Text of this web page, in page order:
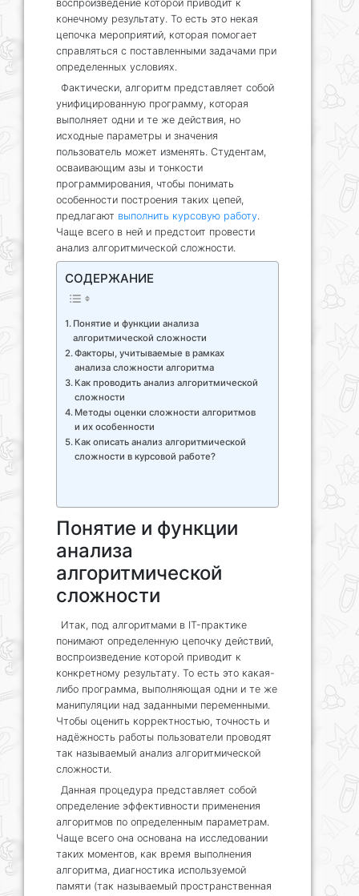
воспроизведение которой приводит к
конечному результату. То есть это некая
цепочка мероприятий, которая помогает
справляться с поставленными задачами при
определенных условиях.
Фактически, алгоритм представляет собой
унифицированную программу, которая
выполняет одни и те же действия, но
исходные параметры и значения
пользователь может изменять. Студентам,
осваивающим азы и тонкости
программирования, чтобы понимать
особенности построения таких цепей,
предлагают выполнить курсовую работу
Чаще всего в ней и предстоит провести
анализ алгоритмической сложности.
СОДЕРЖАНИЕ
Понятие и функции анализа
алгоритмической сложности
Факторы, учитываемые в рамках
анализа сложности алгоритма
Как проводить анализ алгоритмической
сложности
Методы оценки сложности алгоритмов
и их особенности
Как описать анализ алгоритмической
сложности в курсовой работе?
Понятие и функции
анализа
алгоритмической
сложности
Итак, под алгоритмами в IT-практике
понимают определенную цепочку действий,
воспроизведение которой приводит к
конкретному результату. То есть это какая-
либо программа, выполняющая одни и те же
манипуляции над заданными переменными.
Чтобы оценить корректностью, точность и
надёжность работы пользователи проводят
так называемый анализ алгоритмической
сложности.
Данная процедура представляет собой
определение эффективности применения
алгоритмов по определенным параметрам.
Чаще всего она основана на исследовании
таких моментов, как время выполнения
алгоритма, диагностика используемой
памяти (так называемый пространственная